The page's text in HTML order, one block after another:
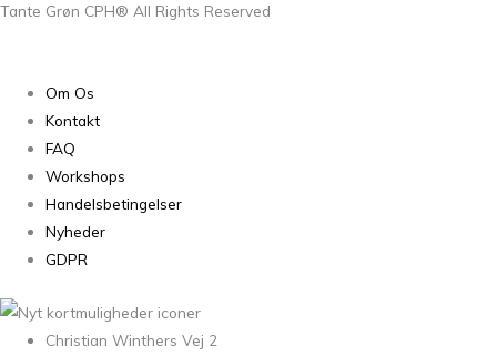
Tante Grøn CPH® All Rights Reserved
Om Os
Kontakt
FAQ
Workshops
Handelsbetingelser
Nyheder
GDPR
Christian Winthers Vej 2